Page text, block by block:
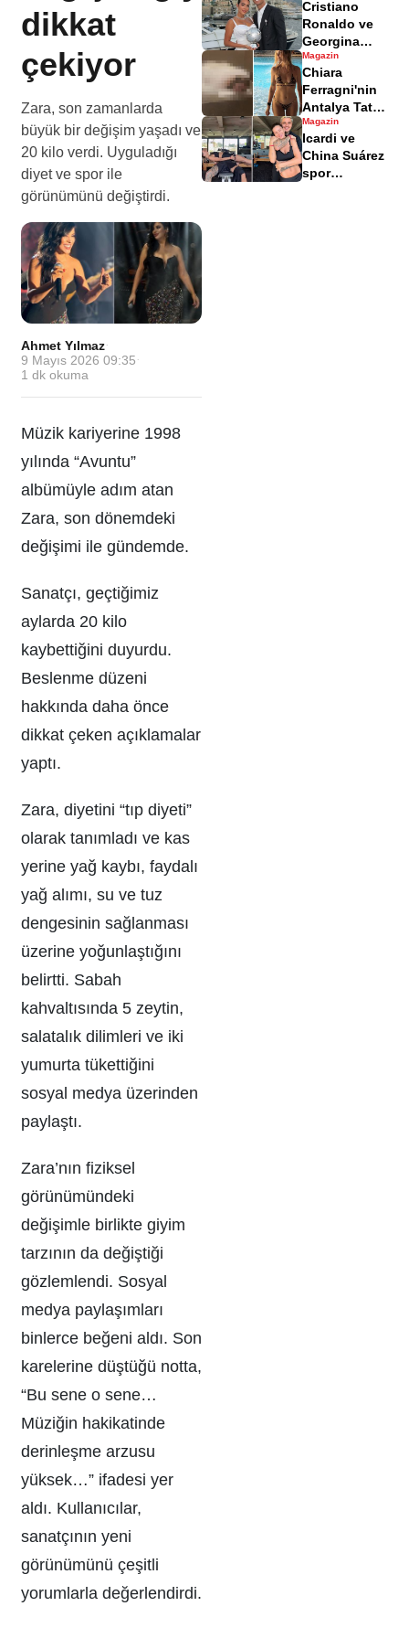
dikkat
çekiyor
Zara, son zamanlarda
büyük bir değişim yaşadı ve
20 kilo verdi. Uyguladığı
diyet ve spor ile
görünümünü değiştirdi.
Ahmet Yılmaz·
9 Mayıs 2026 09:35 ·
1 dk okuma
Müzik kariyerine 1998
yılında “Avuntu”
albümüyle adım atan
Zara, son dönemdeki
değişimi ile gündemde.
Sanatçı, geçtiğimiz
aylarda 20 kilo
kaybettiğini duyurdu.
Beslenme düzeni
hakkında daha önce
dikkat çeken açıklamalar
yaptı.
Zara, diyetini “tıp diyeti”
olarak tanımladı ve kas
yerine yağ kaybı, faydalı
yağ alımı, su ve tuz
dengesinin sağlanması
üzerine yoğunlaştığını
belirtti. Sabah
kahvaltısında 5 zeytin,
salatalık dilimleri ve iki
yumurta tükettiğini
sosyal medya üzerinden
paylaştı.
Zara’nın fiziksel
görünümündeki
değişimle birlikte giyim
tarzının da değiştiği
gözlemlendi. Sosyal
medya paylaşımları
binlerce beğeni aldı. Son
karelerine düştüğü notta,
“Bu sene o sene…
Müziğin hakikatinde
derinleşme arzusu
yüksek…” ifadesi yer
aldı. Kullanıcılar,
sanatçının yeni
görünümünü çeşitli
yorumlarla değerlendirdi.
paylaşmadı,
açıklamalarda
bulundu
Cristiano
Ronaldo ve
Georgina
Rodríguez
evlilik
iddiaları
gündemde
Magazin
Chiara
Ferragni'nin
Antalya Tatili
ve Türk
Hamamı
Deneyimi
Magazin
Icardi ve
China Suárez
spor